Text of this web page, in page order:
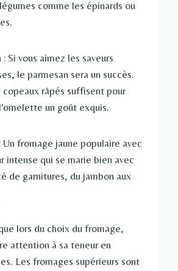
comme les épinards ou
: Si vous aimez les saveurs
le parmesan sera un succès.
copeaux râpés suffisent pour
un goût exquis.
Un fromage jaune populaire avec
intense qui se marie bien avec
de garnitures, du jambon aux
lors du choix du fromage,
attention à sa teneur en
Les fromages supérieurs sont